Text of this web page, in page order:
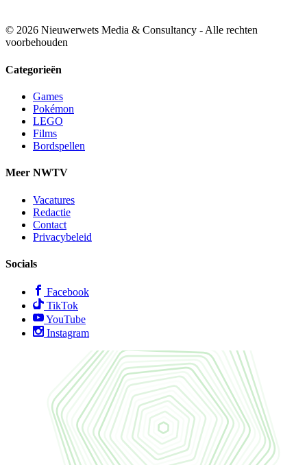
© 2026 Nieuwerwets Media & Consultancy - Alle rechten
voorbehouden
Categorieën
Games
Pokémon
LEGO
Films
Bordspellen
Meer NWTV
Vacatures
Redactie
Contact
Privacybeleid
Socials
Facebook
TikTok
YouTube
Instagram